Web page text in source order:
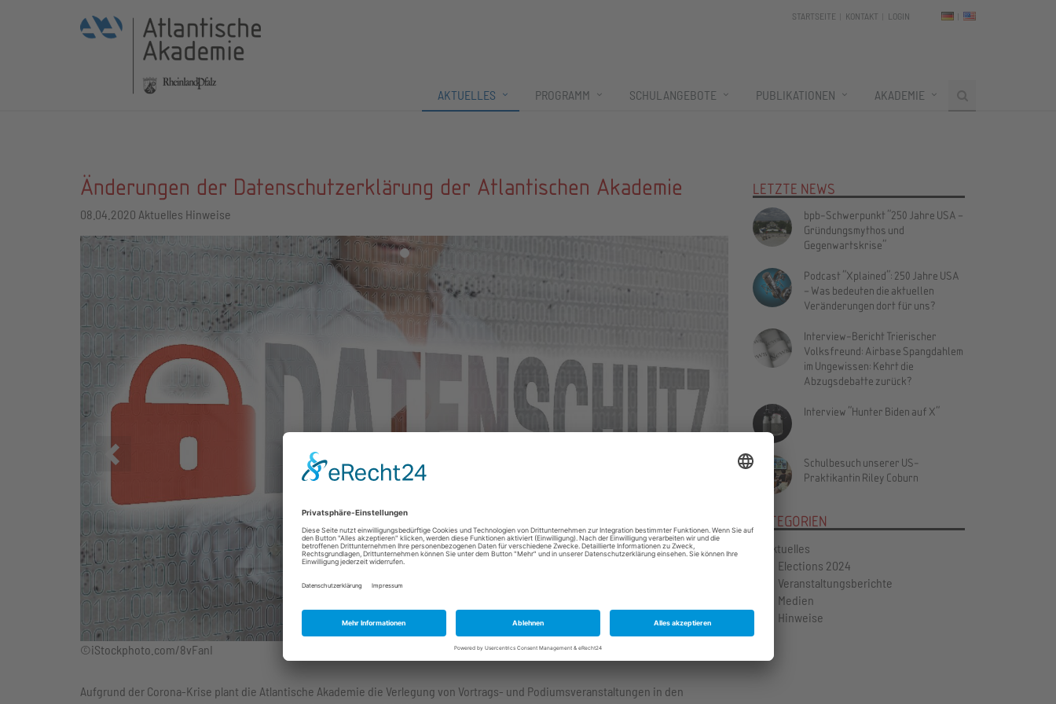
STARTSEITE KONTAKT LOGIN
AKTUELLES PROGRAMM SCHULANGEBOTE PUBLIKATIONEN AKADEMIE
Änderungen der Datenschutzerklärung der Atlantischen Akademie
08.04.2020 Aktuelles Hinweise
©iStockphoto.com/8vFanI
Zurück
Aufgrund der Corona-Krise plant die Atlantische Akademie die Verlegung von Vortrags- und Podiumsveranstaltungen in den
LETZTE NEWS
bpb-Schwerpunkt "250 Jahre USA –
Gründungsmythos und
Gegenwartskrise"
Podcast "Xplained": 250 Jahre USA
– Was bedeuten die aktuellen
Veränderungen dort für uns?
Interview-Bericht Trierischer
Volksfreund: Airbase Spangdahlem
im Ungewissen: Kehrt die
Abzugsdebatte zurück?
Interview "Hunter Biden auf X"
Schulbesuch unserer US-
Praktikantin Riley Coburn
KATEGORIEN
Aktuelles
Elections 2024
Veranstaltungsberichte
Medien
Hinweise